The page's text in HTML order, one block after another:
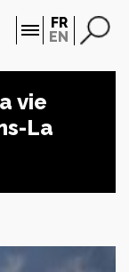
FR
EN
vie
La